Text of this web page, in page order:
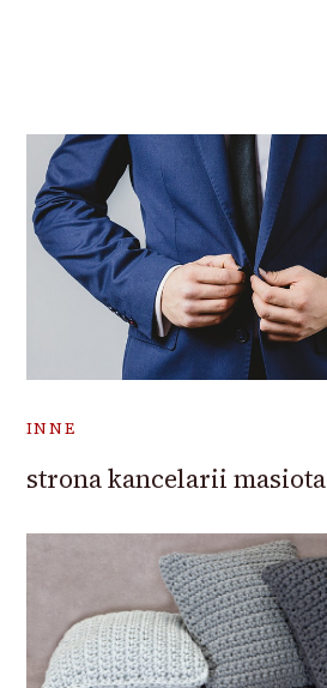
INNE
strona kancelarii masiota